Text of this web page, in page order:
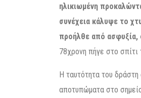
ηλικιωμένη
συνέχεια κάλυψε το
προήλθε από ασφυξία,
78χρονη πήγε στο
Η ταυτότητα του
αποτυπώματα στο